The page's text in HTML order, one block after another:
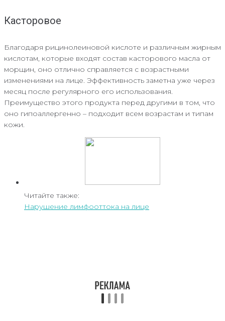
Касторовое
Благодаря рицинолеиновой кислоте и различным жирным
кислотам, которые входят состав касторового масла от
морщин, оно отлично справляется с возрастными
изменениями на лице. Эффективность заметна уже через
месяц после регулярного его использования.
Преимущество этого продукта перед другими в том, что
оно гипоаллергенно – подходит всем возрастам и типам
кожи.
Читайте также:
Нарушение лимфооттока на лице